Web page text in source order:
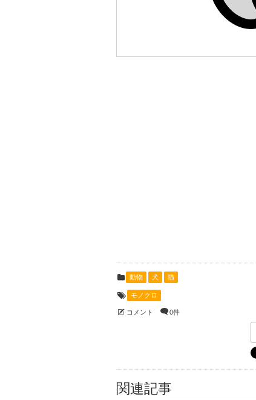
動物 犬 猫
モノクロ
コメント 0件
関連記事